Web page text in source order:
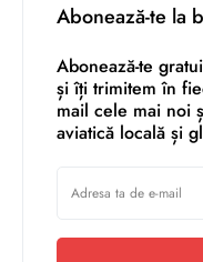
Abonează-te la
Abonează-te
și îți trimitem în
mail cele mai noi
aviatică locală și